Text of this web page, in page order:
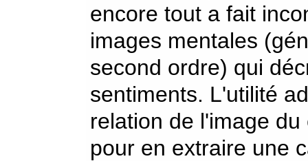
encore tout a fait
images mentales
second ordre) qui
sentiments. L'utilité
relation de l'image
pour en extraire une